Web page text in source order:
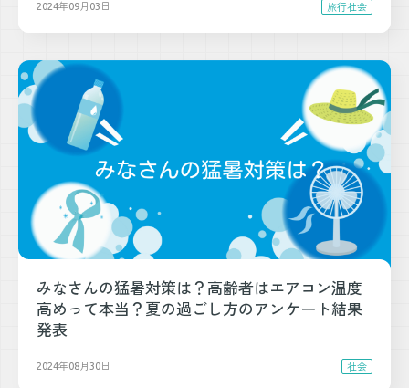
2024年09月03日 旅行社会
みなさんの猛暑対策は？高齢者はエアコン温度
高めって本当？夏の過ごし方のアンケート結果
発表
2024年08月30日 社会